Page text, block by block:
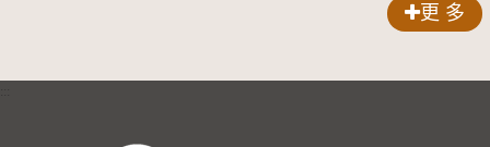
更 多